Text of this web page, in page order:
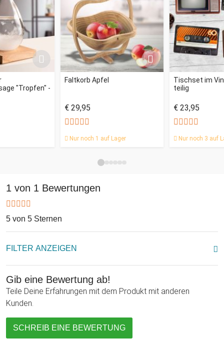
sich aber gleichzeitig auch hervorragend als
Muttertagsgeschenk oder als besonderes Dankeschön
Geschenk zu vielen Anlässen.
"Tropfen" -
Faltkorb Apfel
€ 29,95
Nur noch 1 auf Lager
Tischset im
teilig
€ 23,95
Nur noch 3 auf
1 von 1 Bewertungen
5 von 5 Sternen
FILTER ANZEIGEN
Gib eine Bewertung ab!
Teile Deine Erfahrungen mit dem Produkt mit anderen
Kunden.
SCHREIB EINE BEWERTUNG